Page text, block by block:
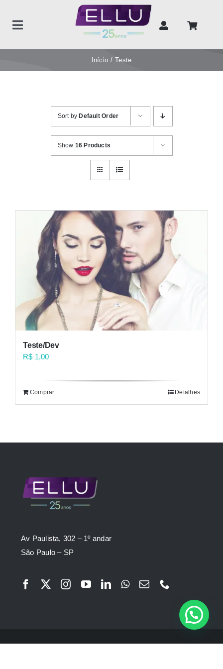
para
conteúdo
Toggle
Home
Unidades de negócios
Início Teste
Sort by Default Order
Show 16 Products
Teste/Dev
R$ 1,00
Comprar Detalhes
Av Paulista, 302 – 1º andar
São Paulo – SP